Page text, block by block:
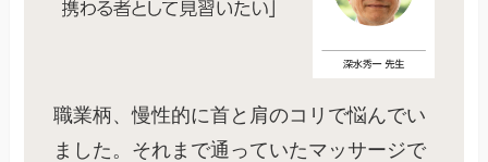
職業柄、慢性的に首と肩のコリで悩んでい
ました。それまで通っていたマッサージで